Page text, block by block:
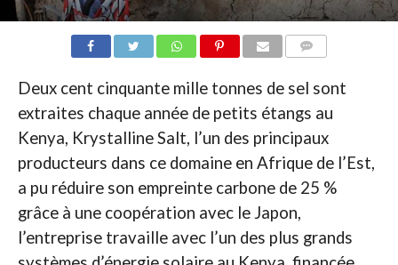
Deux cent cinquante mille tonnes de sel sont
extraites chaque année de petits étangs au
Kenya, Krystalline Salt, l’un des principaux
producteurs dans ce domaine en Afrique de l’Est,
a pu réduire son empreinte carbone de 25 %
grâce à une coopération avec le Japon,
l’entreprise travaille avec l’un des plus grands